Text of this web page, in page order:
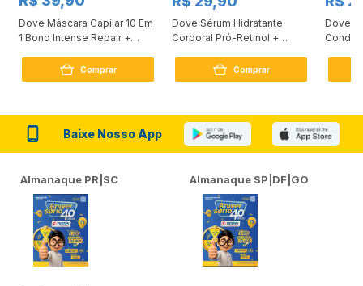
Dove Máscara Capilar 10 Em
1 Bond Intense Repair +
Comprar
Dove Sérum Hidratante
Corporal Pró-Retinol +
Comprar
Dove
Baixe Nosso App
Almanaque PR|SC Almanaque SP|DF|GO